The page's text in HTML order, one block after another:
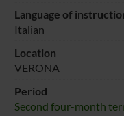
Language of
Italian
Location
VERONA
Period
Second four-month